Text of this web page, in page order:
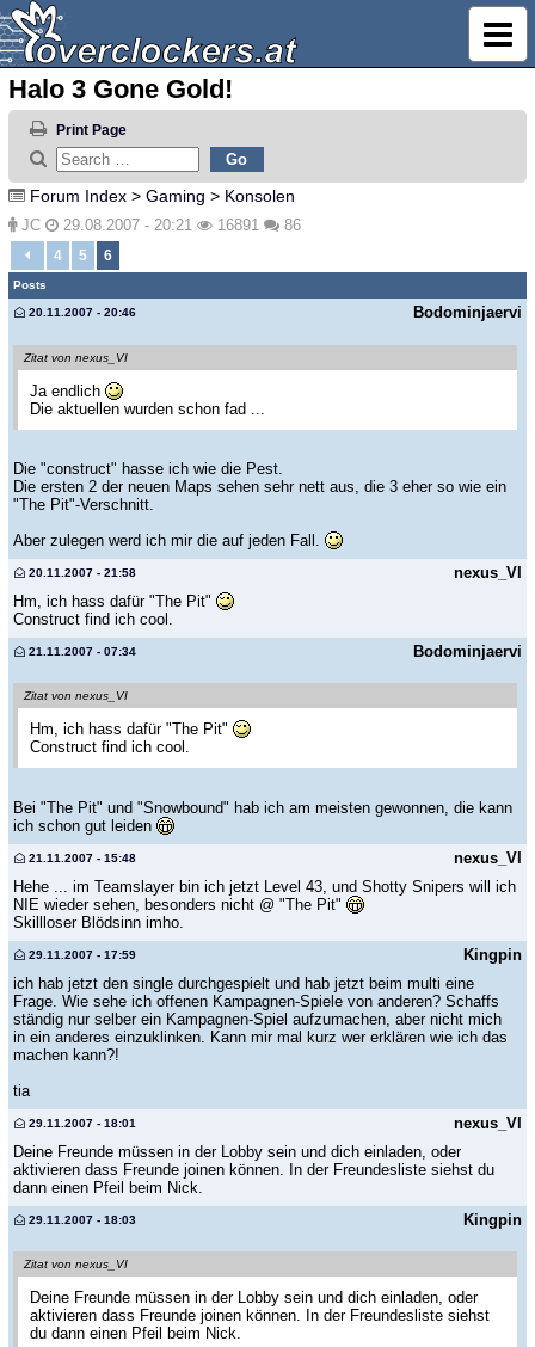
Halo 3 Gone Gold!
Print Page
Forum Index > Gaming > Konsolen
JC 29.08.2007 - 20:21 16891 86
4 5 6
Posts
Bodominjaervi
20.11.2007 - 20:46
Zitat von nexus_VI
Ja endlich
Die aktuellen wurden schon fad ...
Die "construct" hasse ich wie die Pest.
Die ersten 2 der neuen Maps sehen sehr nett aus, die 3 eher so wie ein
"The Pit"-Verschnitt.
Aber zulegen werd ich mir die auf jeden Fall.
nexus_VI
20.11.2007 - 21:58
Hm, ich hass dafür "The Pit"
Construct find ich cool.
Bodominjaervi
21.11.2007 - 07:34
Zitat von nexus_VI
Hm, ich hass dafür "The Pit"
Construct find ich cool.
Bei "The Pit" und "Snowbound" hab ich am meisten gewonnen, die kann
ich schon gut leiden
nexus_VI
21.11.2007 - 15:48
Hehe ... im Teamslayer bin ich jetzt Level 43, und Shotty Snipers will ich
NIE wieder sehen, besonders nicht @ "The Pit"
Skillloser Blödsinn imho.
Kingpin
29.11.2007 - 17:59
ich hab jetzt den single durchgespielt und hab jetzt beim multi eine
Frage. Wie sehe ich offenen Kampagnen-Spiele von anderen? Schaffs
ständig nur selber ein Kampagnen-Spiel aufzumachen, aber nicht mich
in ein anderes einzuklinken. Kann mir mal kurz wer erklären wie ich das
machen kann?!
tia
nexus_VI
29.11.2007 - 18:01
Deine Freunde müssen in der Lobby sein und dich einladen, oder
aktivieren dass Freunde joinen können. In der Freundesliste siehst du
dann einen Pfeil beim Nick.
Kingpin
29.11.2007 - 18:03
Zitat von nexus_VI
Deine Freunde müssen in der Lobby sein und dich einladen, oder
aktivieren dass Freunde joinen können. In der Freundesliste siehst
du dann einen Pfeil beim Nick.